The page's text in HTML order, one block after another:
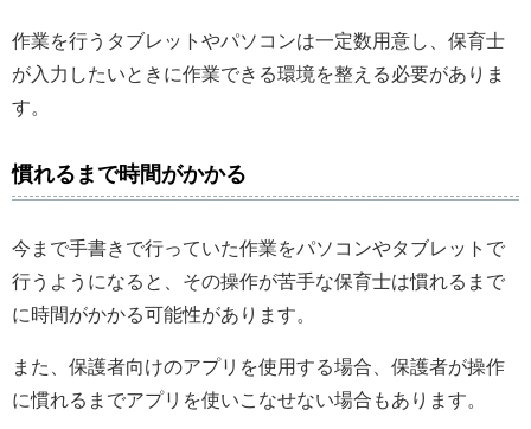
作業を行うタブレットやパソコンは一定数用意し、保育士
が入力したいときに作業できる環境を整える必要がありま
す。
慣れるまで時間がかかる
今まで手書きで行っていた作業をパソコンやタブレットで
行うようになると、その操作が苦手な保育士は慣れるまで
に時間がかかる可能性があります。
また、保護者向けのアプリを使用する場合、保護者が操作
に慣れるまでアプリを使いこなせない場合もあります。